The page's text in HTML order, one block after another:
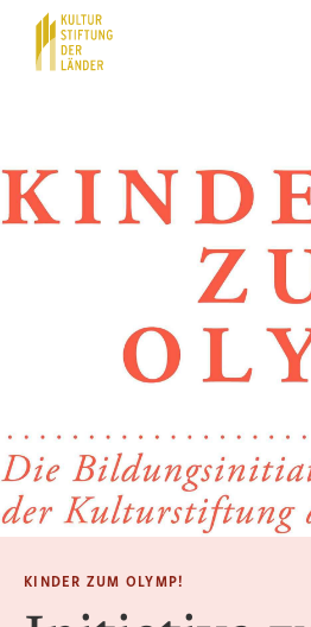
Hauptnavigation
KINDER ZUM OLYMP!